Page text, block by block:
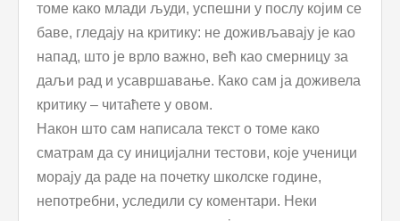
томе како млади људи, успешни у послу којим се
баве, гледају на критику: не доживљавају је као
напад, што је врло важно, већ као смерницу за
даљи рад и усавршавање. Како сам ја доживела
критику – читаћете у овом.
Након што сам написала текст о томе како
сматрам да су иницијални тестови, које ученици
морају да раде на почетку школске године,
непотребни, уследили су коментари. Неки